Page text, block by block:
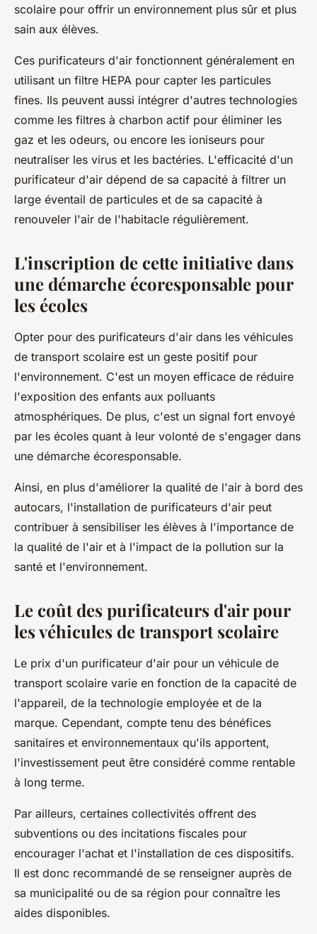
scolaire pour offrir un environnement plus sûr et plus
sain aux élèves.
Ces purificateurs d'air fonctionnent généralement en
utilisant un filtre HEPA pour capter les particules
fines. Ils peuvent aussi intégrer d'autres technologies
comme les filtres à charbon actif pour éliminer les
gaz et les odeurs, ou encore les ioniseurs pour
neutraliser les virus et les bactéries. L'efficacité d'un
purificateur d'air dépend de sa capacité à filtrer un
large éventail de particules et de sa capacité à
renouveler l'air de l'habitacle régulièrement.
L'inscription de cette initiative dans
une démarche écoresponsable pour
les écoles
Opter pour des purificateurs d'air dans les véhicules
de transport scolaire est un geste positif pour
l'environnement. C'est un moyen efficace de réduire
l'exposition des enfants aux polluants
atmosphériques. De plus, c'est un signal fort envoyé
par les écoles quant à leur volonté de s'engager dans
une démarche écoresponsable.
Ainsi, en plus d'améliorer la qualité de l'air à bord des
autocars, l'installation de purificateurs d'air peut
contribuer à sensibiliser les élèves à l'importance de
la qualité de l'air et à l'impact de la pollution sur la
santé et l'environnement.
Le coût des purificateurs d'air pour
les véhicules de transport scolaire
Le prix d'un purificateur d'air pour un véhicule de
transport scolaire varie en fonction de la capacité de
l'appareil, de la technologie employée et de la
marque. Cependant, compte tenu des bénéfices
sanitaires et environnementaux qu'ils apportent,
l'investissement peut être considéré comme rentable
à long terme.
Par ailleurs, certaines collectivités offrent des
subventions ou des incitations fiscales pour
encourager l'achat et l'installation de ces dispositifs.
Il est donc recommandé de se renseigner auprès de
sa municipalité ou de sa région pour connaître les
aides disponibles.